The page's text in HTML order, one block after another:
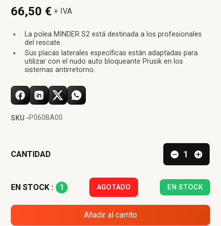
66,50 € + IVA
La polea MINDER S2 está destinada a los profesionales
del rescate.
Sus placas laterales específicas están adaptadas para
utilizar con el nudo auto bloqueante Prusik en los
sistemas antirretorno.
SKU -P060BA00
CANTIDAD
EN STOCK : 1 AGOTADO EN STOCK
Añadir al carrito